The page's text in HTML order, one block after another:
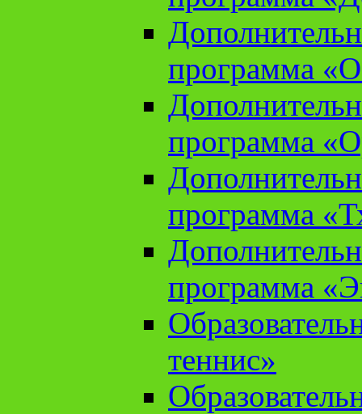
программа
программа
программа
программа
теннис»